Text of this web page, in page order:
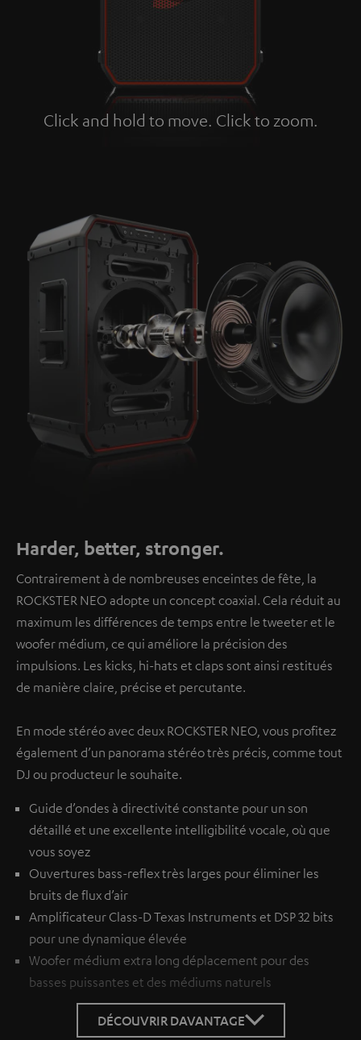
Click and hold to move. Click to zoom.
Tap to zoom
Harder, better, stronger.
Contrairement à de nombreuses enceintes de fête, la
ROCKSTER NEO adopte un concept coaxial. Cela réduit au
maximum les différences de temps entre le tweeter et le
woofer médium, ce qui améliore la précision des
impulsions. Les kicks, hi-hats et claps sont ainsi restitués
de manière claire, précise et percutante.
En mode stéréo avec deux ROCKSTER NEO, vous profitez
également d’un panorama stéréo très précis, comme tout
DJ ou producteur le souhaite.
Guide d’ondes à directivité constante pour un son
détaillé et une excellente intelligibilité vocale, où que
vous soyez
Ouvertures bass-reflex très larges pour éliminer les
bruits de flux d’air
Amplificateur Class-D Texas Instruments et DSP 32 bits
pour une dynamique élevée
Woofer médium extra long déplacement pour des
basses puissantes et des médiums naturels
DÉCOUVRIR DAVANTAGE